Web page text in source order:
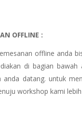
OFFLINE :
offline anda
di bagian
anda datang. untuk
workshop kami